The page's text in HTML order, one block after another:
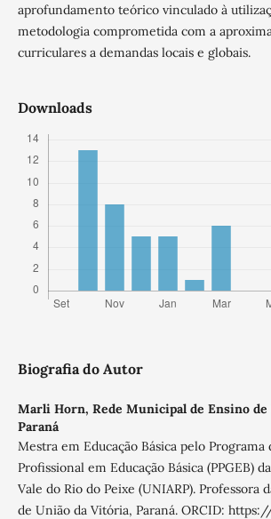
aprofundamento teórico vinculado à
metodologia comprometida com a
curriculares a demandas locais e globais.
Downloads
Biografia do Autor
Marli Horn, Rede Municipal de Ensino
Paraná
Mestra em Educação Básica pelo Programa
Profissional em Educação Básica (PPGEB)
Vale do Rio do Peixe (UNIARP). Professora
de União da Vitória, Paraná. ORCID: